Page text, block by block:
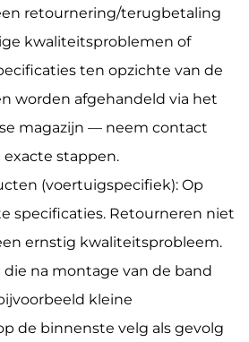
retournering/terugbetaling
kwaliteitsproblemen of
ten opzichte van de
worden afgehandeld via het
magazijn — neem contact
stappen.
(voertuigspecifiek): Op
specificaties. Retourneren niet
ernstig kwaliteitsprobleem.
na montage van de band
kleine
de binnenste velg als gevolg